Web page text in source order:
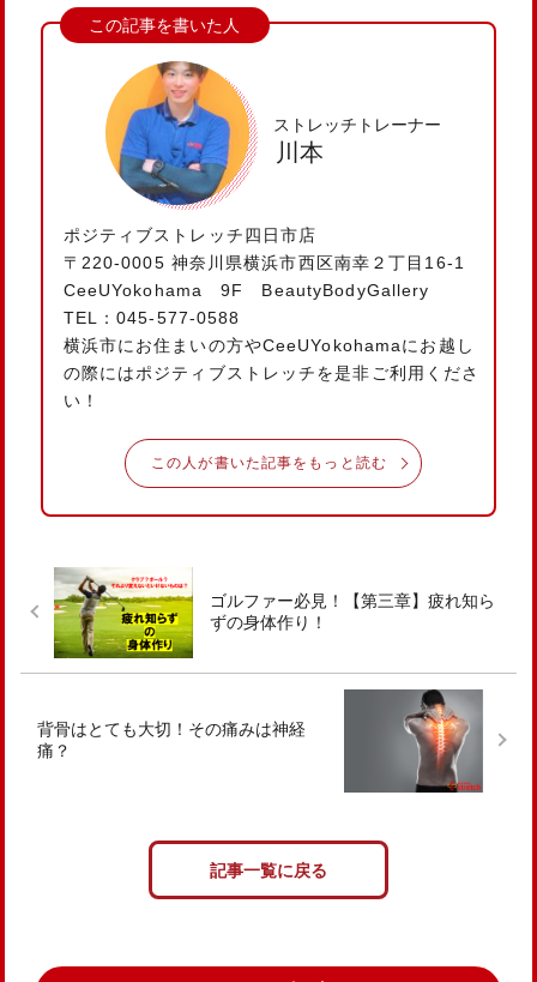
ストレッチトレーナー
川本
ポジティブストレッチ四日市店
〒220‐0005 神奈川県横浜市西区南幸２丁目16-1
CeeUYokohama 9F BeautyBodyGallery
TEL：045-577-0588
横浜市にお住まいの方やCeeUYokohamaにお越し
の際にはポジティブストレッチを是非ご利用くださ
い！
この人が書いた記事をもっと読む
ゴルファー必見！【第三章】疲れ知ら
ずの身体作り！
背骨はとても大切！その痛みは神経
痛？
記事一覧に戻る